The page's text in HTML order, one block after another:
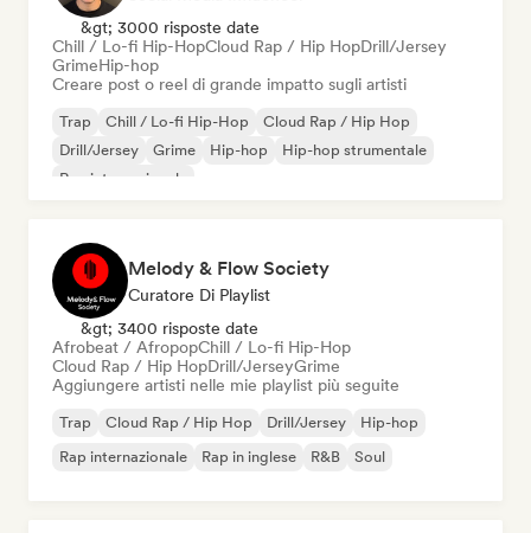
&gt; 3000 risposte date
Chill / Lo-fi Hip-HopCloud Rap / Hip HopDrill/Jersey
GrimeHip-hop
Creare post o reel di grande impatto sugli artisti
Trap Chill / Lo-fi Hip-Hop
Cloud Rap / Hip Hop
Drill/Jersey
Grime Hip-hop
Hip-hop strumentale
Rap internazionale
Melody & Flow Society
Curatore Di Playlist
&gt; 3400 risposte date
Afrobeat / AfropopChill / Lo-fi Hip-Hop
Cloud Rap / Hip HopDrill/JerseyGrime
Aggiungere artisti nelle mie playlist più seguite
Trap Cloud Rap / Hip Hop Drill/Jersey
Hip-hop
Rap internazionale
Rap in inglese R&B Soul